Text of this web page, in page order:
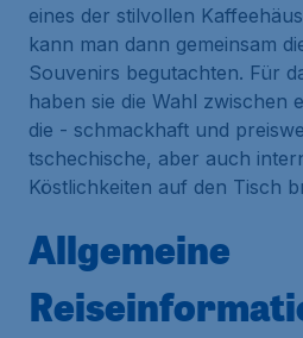
eines der stilvollen
kann man dann gemeinsam
Souvenirs begutachten. Für
haben sie die Wahl zwischen
die - schmackhaft und
tschechische, aber auch
Köstlichkeiten auf den Tisch
Allgemeine